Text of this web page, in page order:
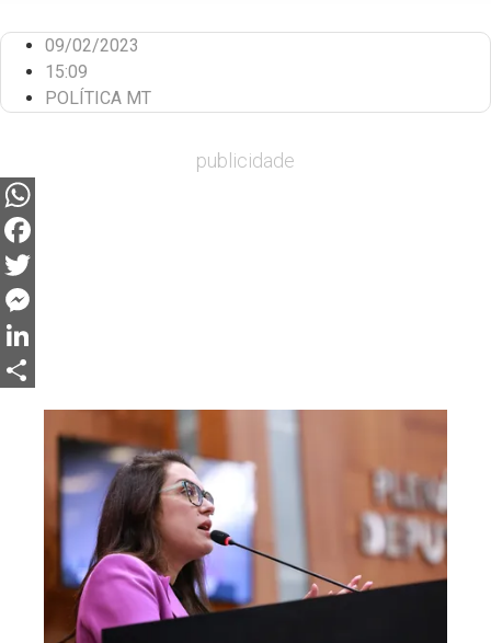
09/02/2023
15:09
POLÍTICA MT
publicidade
WhatsApp
Facebook
Twitter
Messenger
LinkedIn
Share